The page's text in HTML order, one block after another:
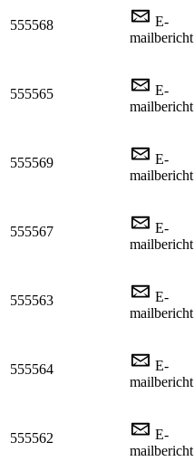
555568
E-
mailbericht
555565
E-
mailbericht
555569
E-
mailbericht
555567
E-
mailbericht
555563
E-
mailbericht
555564
E-
mailbericht
555562
E-
mailbericht